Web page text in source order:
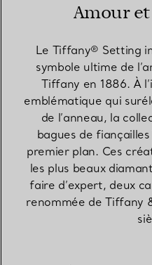
Amour
Le Tiffany® Setting
symbole ultime de
Tiffany en 1886. À
emblématique qui
de l’anneau, la
bagues de
premier plan. Ces
les plus beaux
faire d’expert, deux
renommée de Tiffany